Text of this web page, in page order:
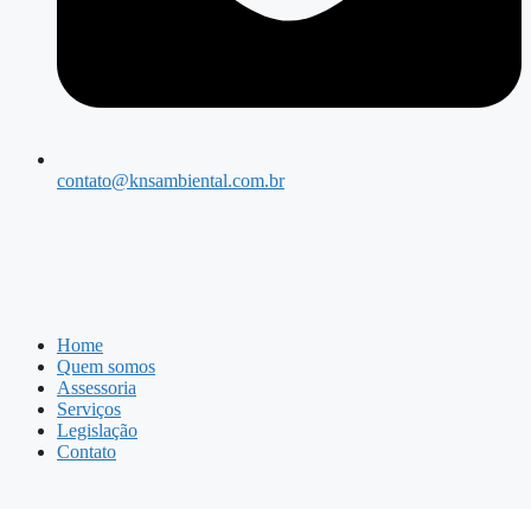
contato@knsambiental.com.br
Home
Quem somos
Assessoria
Serviços
Legislação
Contato